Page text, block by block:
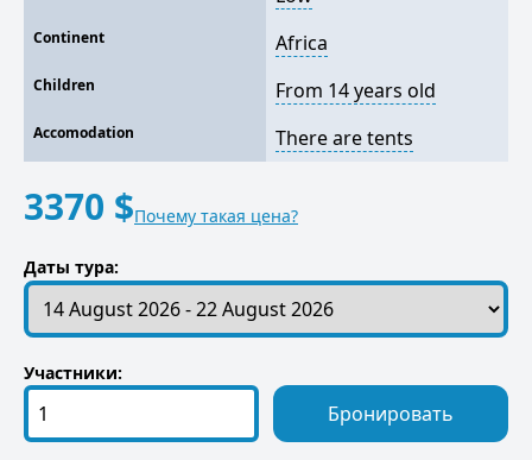
Continent Africa
Children From 14 years old
Accomodation There are tents
3370 $Почему такая цена?
Даты тура:
Участники:
Бронировать